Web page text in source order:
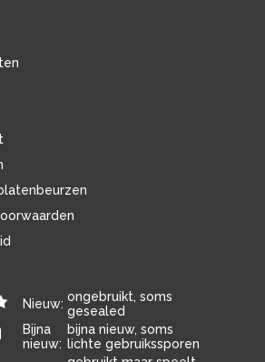
Nieuw: ongebruikt, soms
gesealed
Bijna
nieuw:
bijna nieuw, soms
lichte gebruikssporen